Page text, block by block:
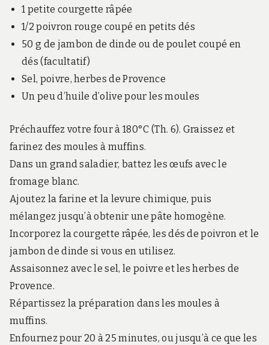
1 petite courgette râpée
1/2 poivron rouge coupé en petits dés
50 g de jambon de dinde ou de poulet coupé en
dés (facultatif)
Sel, poivre, herbes de Provence
Un peu d’huile d’olive pour les moules
Préchauffez votre four à 180°C (Th. 6). Graissez et
farinez des moules à muffins.
Dans un grand saladier, battez les œufs avec le
fromage blanc.
Ajoutez la farine et la levure chimique, puis
mélangez jusqu’à obtenir une pâte homogène.
Incorporez la courgette râpée, les dés de poivron et le
jambon de dinde si vous en utilisez.
Assaisonnez avec le sel, le poivre et les herbes de
Provence.
Répartissez la préparation dans les moules à
muffins.
Enfournez pour 20 à 25 minutes, ou jusqu’à ce que les